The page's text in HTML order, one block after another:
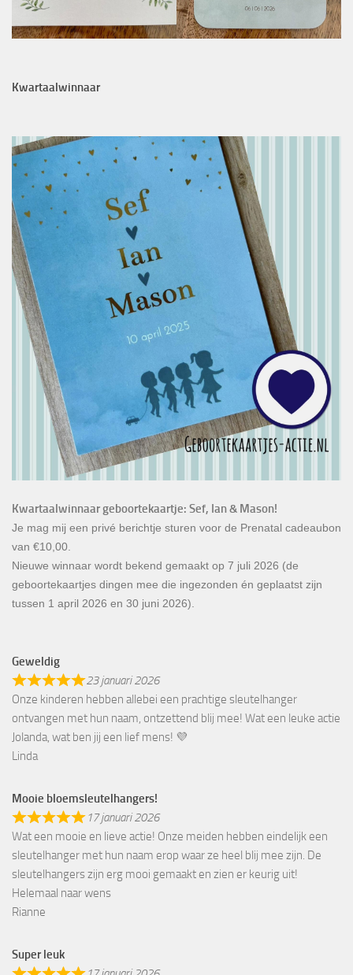
Kwartaalwinnaar
Kwartaalwinnaar geboortekaartje: Sef, Ian & Mason!
Je mag mij een privé berichtje sturen voor de Prenatal cadeaubon
van €10,00.
Nieuwe winnaar wordt bekend gemaakt op 7 juli 2026 (de
geboortekaartjes dingen mee die ingezonden én geplaatst zijn
tussen 1 april 2026 en 30 juni 2026).
Geweldig